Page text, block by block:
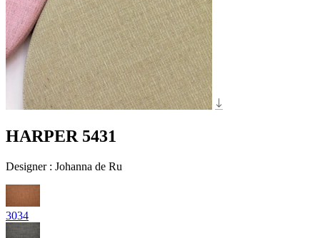
HARPER 5431
Designer : Johanna de Ru
3034